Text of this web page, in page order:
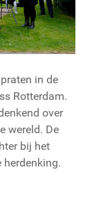
in de
Rotterdam.
over
wereld. De
bij het